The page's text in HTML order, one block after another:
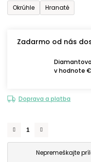
Okrúhle
Hranaté
Zadarmo od nás
v hodnote
Doprava a platba
Nepremeškajte